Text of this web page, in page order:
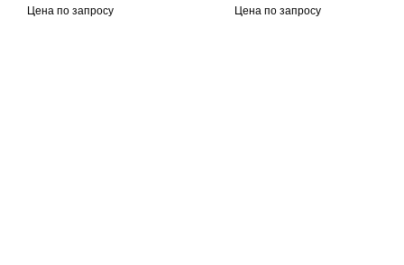
Цена по запросу
Цена по запросу